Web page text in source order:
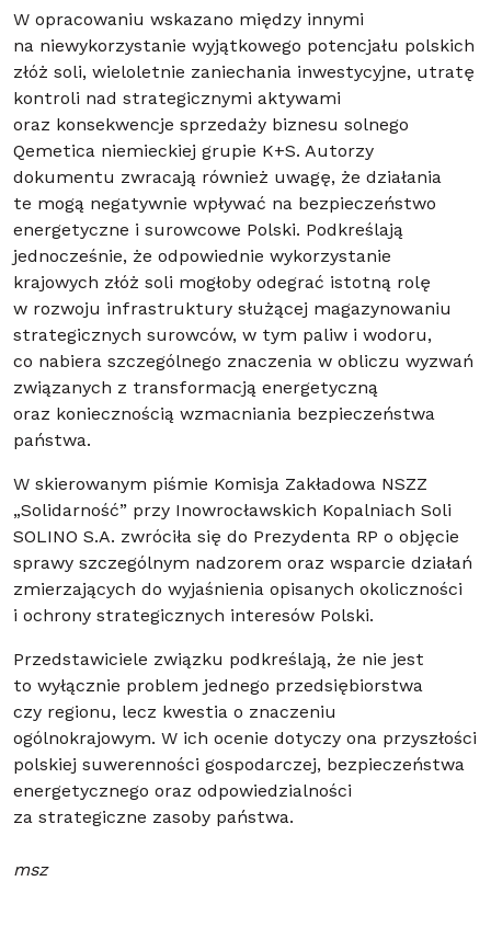
W opracowaniu wskazano między innymi
na niewykorzystanie wyjątkowego potencjału polskich
złóż soli, wieloletnie zaniechania inwestycyjne, utratę
kontroli nad strategicznymi aktywami
oraz konsekwencje sprzedaży biznesu solnego
Qemetica niemieckiej grupie K+S. Autorzy
dokumentu zwracają również uwagę, że działania
te mogą negatywnie wpływać na bezpieczeństwo
energetyczne i surowcowe Polski. Podkreślają
jednocześnie, że odpowiednie wykorzystanie
krajowych złóż soli mogłoby odegrać istotną rolę
w rozwoju infrastruktury służącej magazynowaniu
strategicznych surowców, w tym paliw i wodoru,
co nabiera szczególnego znaczenia w obliczu wyzwań
związanych z transformacją energetyczną
oraz koniecznością wzmacniania bezpieczeństwa
państwa.
W skierowanym piśmie Komisja Zakładowa NSZZ
„Solidarność” przy Inowrocławskich Kopalniach Soli
SOLINO S.A. zwróciła się do Prezydenta RP o objęcie
sprawy szczególnym nadzorem oraz wsparcie działań
zmierzających do wyjaśnienia opisanych okoliczności
i ochrony strategicznych interesów Polski.
Przedstawiciele związku podkreślają, że nie jest
to wyłącznie problem jednego przedsiębiorstwa
czy regionu, lecz kwestia o znaczeniu
ogólnokrajowym. W ich ocenie dotyczy ona przyszłości
polskiej suwerenności gospodarczej, bezpieczeństwa
energetycznego oraz odpowiedzialności
za strategiczne zasoby państwa.
msz